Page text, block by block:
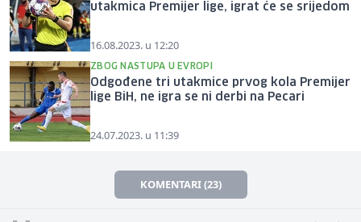
utakmica Premijer lige, igrat će se srijedom
16.08.2023. u 12:20
ZBOG NASTUPA U EVROPI
Odgođene tri utakmice prvog kola Premijer
lige BiH, ne igra se ni derbi na Pecari
24.07.2023. u 11:39
KOMENTARI (23)